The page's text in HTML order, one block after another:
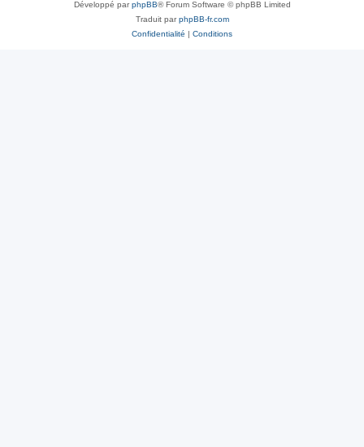
Développé parphpBB® Forum Software © phpBB Limited
Traduit parphpBB-fr.com
Confidentialité | Conditions